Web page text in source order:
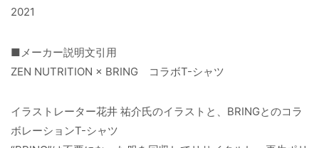
2021
■メーカー説明文引用
ZEN NUTRITION × BRING コラボT-シャツ
イラストレーター花井 祐介氏のイラストと、BRINGとのコラ
ボレーションT-シャツ